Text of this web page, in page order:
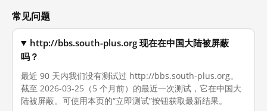
常见问题
http://bbs.south-plus.org 现在在中国大陆被屏蔽
吗？
最近 90 天内我们没有测试过 http://bbs.south-plus.org。
截至 2026-03-25（5 个月前）的最近一次测试，它在中国大
陆被屏蔽。可使用本页的“立即测试”按钮获取最新结果。